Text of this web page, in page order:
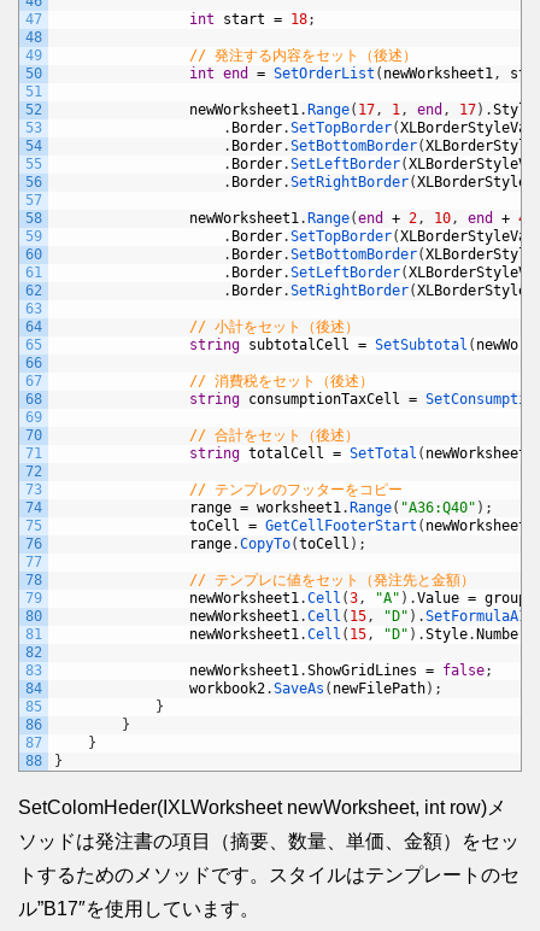
47
48
49
50
51
52
53
54
55
56
57
58
59
60
61
62
63
64
65
66
67
68
69
70
71
72
73
74
75
76
77
78
79
80
81
82
83
84
85
86
87
88
int start = 18;
// 発注する内容をセット（後述）
int end = SetOrderList ( newWorksheet1,
newWorksheet1. Range( 17, 1, end , 17) .Style
. Border.SetTopBorder(
. Border.SetBottomBorder(
. Border.SetLeftBorder(
. Border.SetRightBorder(
newWorksheet1. Range(end + 2, 10, end + 4
. Border.SetTopBorder(
. Border.SetBottomBorder(
. Border.SetLeftBorder(
. Border.SetRightBorder(
// 小計をセット（後述）
string subtotalCell = SetSubtotal (
// 消費税をセット（後述）
string consumptionTaxCell =
// 合計をセット（後述）
string totalCell = SetTotal ( newWorksheet1
// テンプレのフッターをコピー
range = worksheet1. Range( "A36:Q40" ) ;
toCell = GetCellFooterStart ( newWorksheet1
range.CopyTo(toCell ) ;
// テンプレに値をセット（発注先と金額）
newWorksheet1.Cell (3, "A" ) .Value = group
newWorksheet1.Cell ( 15, "D" ) .SetFormulaA1
newWorksheet1.Cell ( 15, "D" ) .Style.
newWorksheet1.ShowGridLines = false;
workbook2.SaveAs ( newFilePath) ;
}
}
}
}
SetColomHeder(IXLWorksheet newWorksheet, int row)メ
ソッドは発注書の項目（摘要、数量、単価、金額）をセッ
トするためのメソッドです。スタイルはテンプレートのセ
ル”B17″を使用しています。